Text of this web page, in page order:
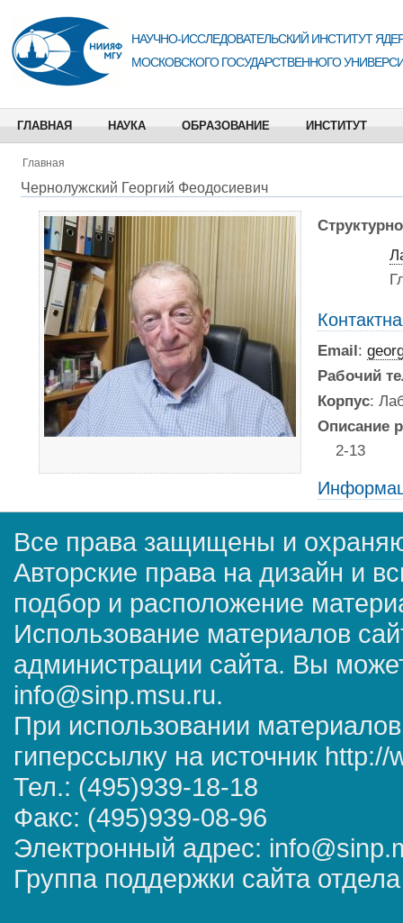
НАУЧНО-ИССЛЕДОВАТЕЛЬСКИЙ ИНСТИТУТ
МОСКОВСКОГО ГОСУДАРСТВЕННОГО
ГЛАВНАЯ НАУКА ОБРАЗОВАНИЕ ИНСТИТУТ
Главная
Чернолужский Георгий Феодосиевич
Email:
Рабочий
Корпус:
Описание
2-13
Все права защищены и
Авторские права на дизайн и
подбор и расположение
Использование материалов
администрации сайта. Вы
info@sinp.msu.ru.
При использовании
гиперссылку на источник
Тел.: (495)939-18-18
Факс: (495)939-08-96
Электронный адрес:
Группа поддержки сайта